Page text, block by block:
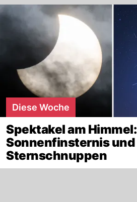
Diese Woche
Spektakel am Himmel:
Sonnenfinsternis und
Sternschnuppen